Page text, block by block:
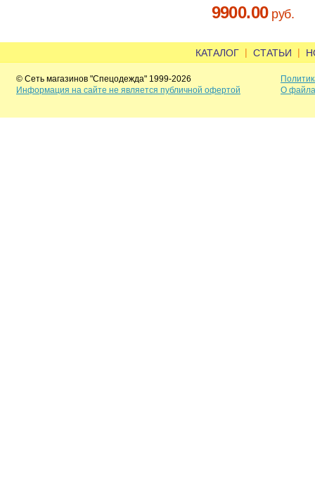
9900.00руб.
КАТАЛОГ | СТАТЬИ |
© Сеть магазинов "Спецодежда" 1999-2026
Информация на сайте не является публичной офертой
О